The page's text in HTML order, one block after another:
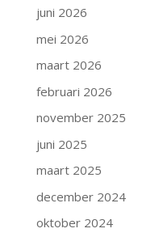
juni 2026
mei 2026
maart 2026
februari 2026
november 2025
juni 2025
maart 2025
december 2024
oktober 2024